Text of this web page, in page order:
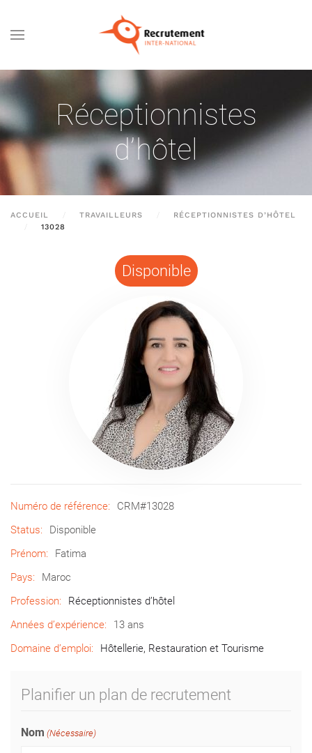
Passer au contenu principal
Réceptionnistes
d’hôtel
ACCUEIL TRAVAILLEURS
RÉCEPTIONNISTES D’HÔTEL
13028
Disponible
Numéro de référence:
CRM#13028
Status:
Disponible
Prénom:
Fatima
Pays:
Maroc
Profession:
Réceptionnistes d’hôtel
Années d’expérience:
13 ans
Domaine d’emploi:
Hôtellerie, Restauration et Tourisme
Planifier un plan de recrutement
Nom (Nécessaire)